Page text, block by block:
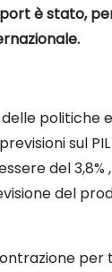
è stato,
politiche
sul
del
del